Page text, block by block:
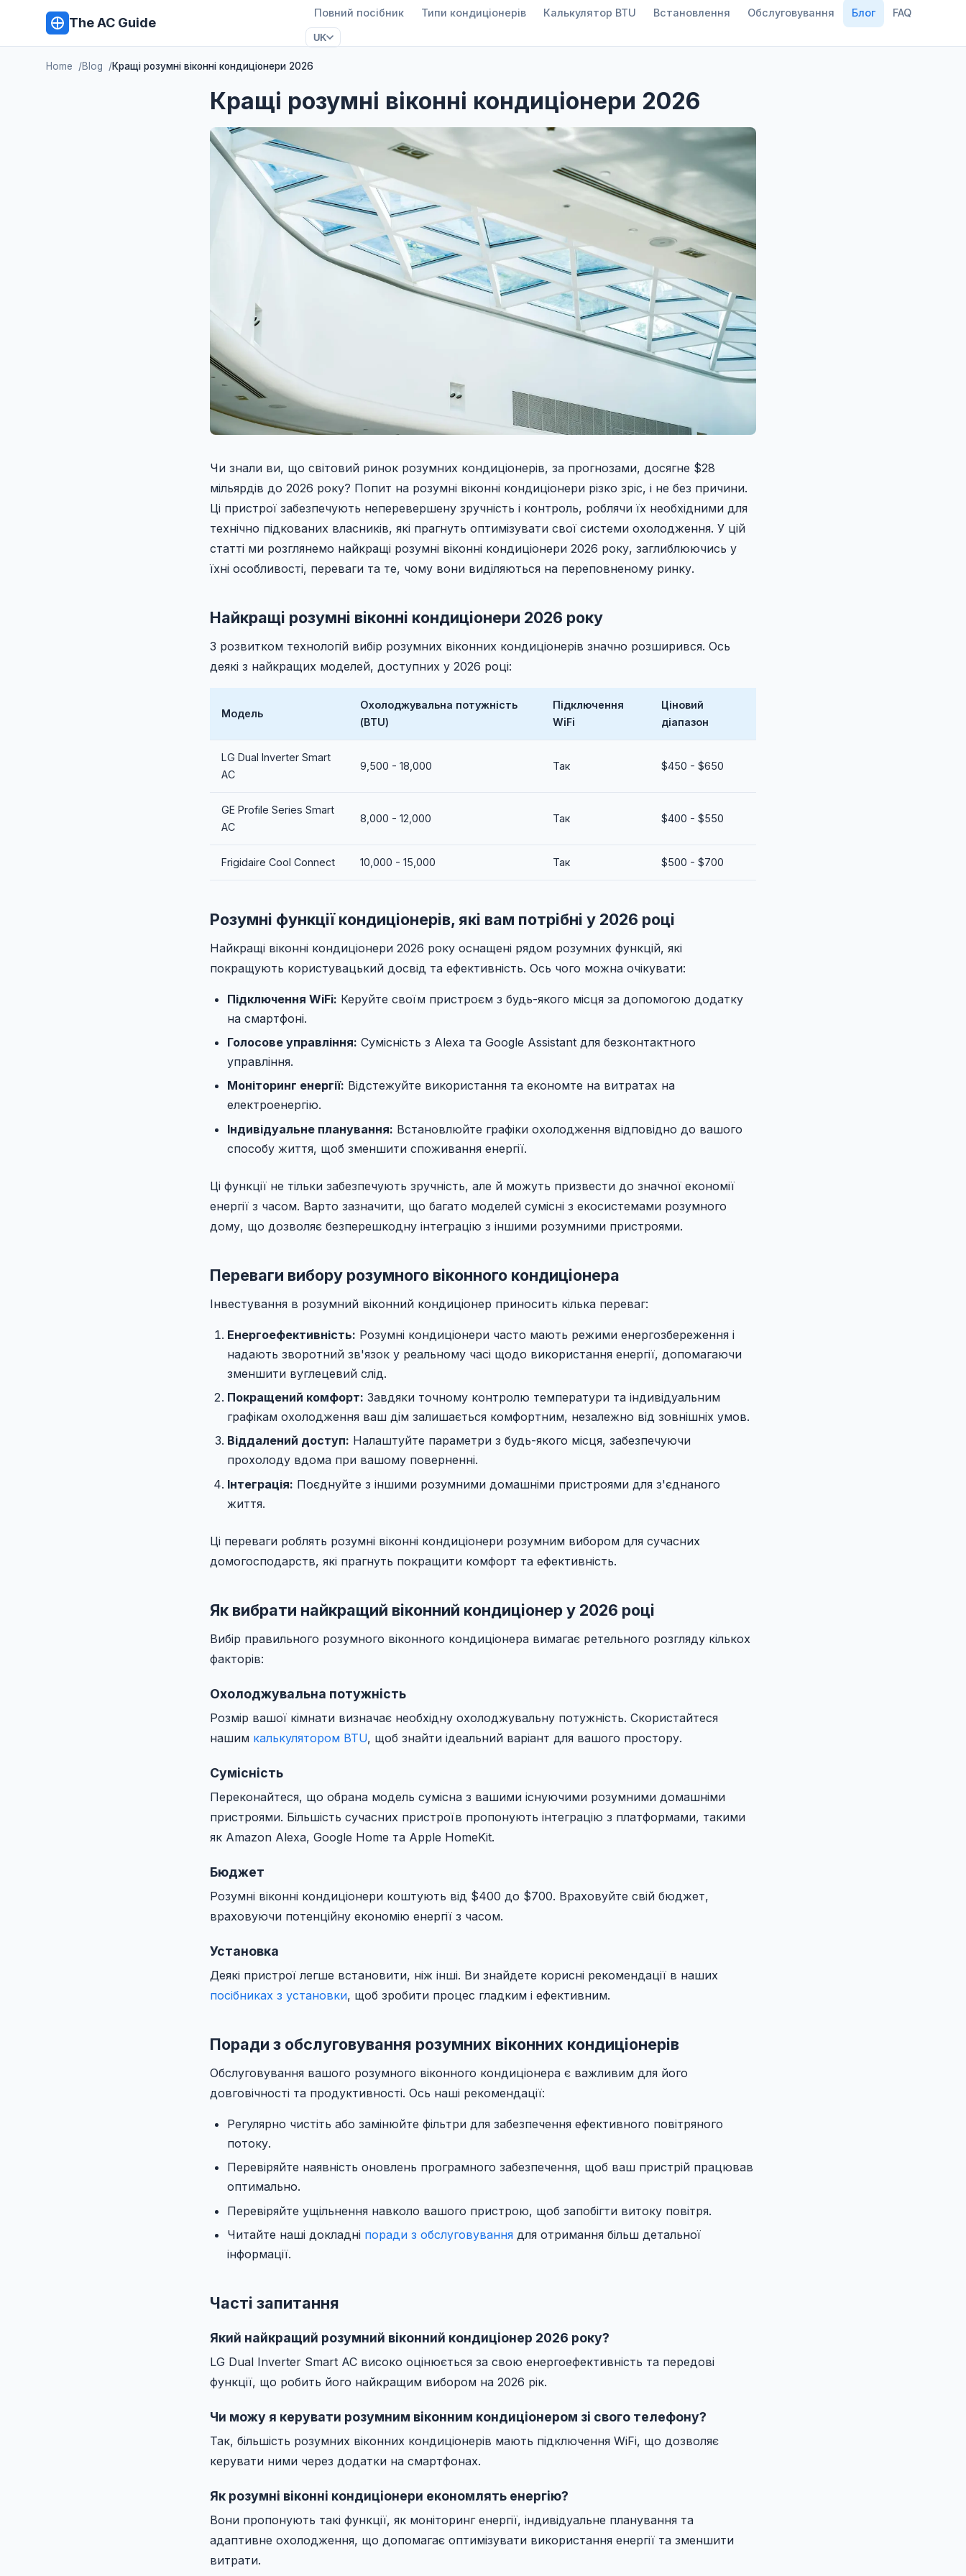
The AC Guide
Повний посібник Типи кондиціонерів Калькулятор BTU Встановлення Обслуговування Блог FAQ
UK
Home Blog Кращі розумні віконні кондиціонери 2026
Кращі розумні віконні кондиціонери 2026
Чи знали ви, що світовий ринок розумних кондиціонерів, за прогнозами, досягне $28
мільярдів до 2026 року? Попит на розумні віконні кондиціонери різко зріс, і не без причини.
Ці пристрої забезпечують неперевершену зручність і контроль, роблячи їх необхідними для
технічно підкованих власників, які прагнуть оптимізувати свої системи охолодження. У цій
статті ми розглянемо найкращі розумні віконні кондиціонери 2026 року, заглиблюючись у
їхні особливості, переваги та те, чому вони виділяються на переповненому ринку.
Найкращі розумні віконні кондиціонери 2026 року
З розвитком технологій вибір розумних віконних кондиціонерів значно розширився. Ось
деякі з найкращих моделей, доступних у 2026 році:
Модель
Охолоджувальна потужність
(BTU)
Підключення
WiFi
Ціновий
діапазон
LG Dual Inverter Smart
AC
9,500 - 18,000 Так $450 - $650
GE Profile Series Smart
AC
8,000 - 12,000 Так $400 - $550
Frigidaire Cool Connect 10,000 - 15,000 Так $500 - $700
Розумні функції кондиціонерів, які вам потрібні у 2026 році
Найкращі віконні кондиціонери 2026 року оснащені рядом розумних функцій, які
покращують користувацький досвід та ефективність. Ось чого можна очікувати:
Підключення WiFi: Керуйте своїм пристроєм з будь-якого місця за допомогою додатку
на смартфоні.
Голосове управління: Сумісність з Alexa та Google Assistant для безконтактного
управління.
Моніторинг енергії: Відстежуйте використання та економте на витратах на
електроенергію.
Індивідуальне планування: Встановлюйте графіки охолодження відповідно до вашого
способу життя, щоб зменшити споживання енергії.
Ці функції не тільки забезпечують зручність, але й можуть призвести до значної економії
енергії з часом. Варто зазначити, що багато моделей сумісні з екосистемами розумного
дому, що дозволяє безперешкодну інтеграцію з іншими розумними пристроями.
Переваги вибору розумного віконного кондиціонера
Інвестування в розумний віконний кондиціонер приносить кілька переваг:
Енергоефективність: Розумні кондиціонери часто мають режими енергозбереження і
надають зворотний зв'язок у реальному часі щодо використання енергії, допомагаючи
зменшити вуглецевий слід.
Покращений комфорт: Завдяки точному контролю температури та індивідуальним
графікам охолодження ваш дім залишається комфортним, незалежно від зовнішніх умов.
Віддалений доступ: Налаштуйте параметри з будь-якого місця, забезпечуючи
прохолоду вдома при вашому поверненні.
Інтеграція: Поєднуйте з іншими розумними домашніми пристроями для з'єднаного
життя.
Ці переваги роблять розумні віконні кондиціонери розумним вибором для сучасних
домогосподарств, які прагнуть покращити комфорт та ефективність.
Як вибрати найкращий віконний кондиціонер у 2026 році
Вибір правильного розумного віконного кондиціонера вимагає ретельного розгляду кількох
факторів:
Охолоджувальна потужність
Розмір вашої кімнати визначає необхідну охолоджувальну потужність. Скористайтеся
нашим калькулятором BTU, щоб знайти ідеальний варіант для вашого простору.
Сумісність
Переконайтеся, що обрана модель сумісна з вашими існуючими розумними домашніми
пристроями. Більшість сучасних пристроїв пропонують інтеграцію з платформами, такими
як Amazon Alexa, Google Home та Apple HomeKit.
Бюджет
Розумні віконні кондиціонери коштують від $400 до $700. Враховуйте свій бюджет,
враховуючи потенційну економію енергії з часом.
Установка
Деякі пристрої легше встановити, ніж інші. Ви знайдете корисні рекомендації в наших
посібниках з установки, щоб зробити процес гладким і ефективним.
Поради з обслуговування розумних віконних кондиціонерів
Обслуговування вашого розумного віконного кондиціонера є важливим для його
довговічності та продуктивності. Ось наші рекомендації:
Регулярно чистіть або замінюйте фільтри для забезпечення ефективного повітряного
потоку.
Перевіряйте наявність оновлень програмного забезпечення, щоб ваш пристрій працював
оптимально.
Перевіряйте ущільнення навколо вашого пристрою, щоб запобігти витоку повітря.
Читайте наші докладні поради з обслуговування для отримання більш детальної
інформації.
Часті запитання
Який найкращий розумний віконний кондиціонер 2026 року?
LG Dual Inverter Smart AC високо оцінюється за свою енергоефективність та передові
функції, що робить його найкращим вибором на 2026 рік.
Чи можу я керувати розумним віконним кондиціонером зі свого телефону?
Так, більшість розумних віконних кондиціонерів мають підключення WiFi, що дозволяє
керувати ними через додатки на смартфонах.
Як розумні віконні кондиціонери економлять енергію?
Вони пропонують такі функції, як моніторинг енергії, індивідуальне планування та
адаптивне охолодження, що допомагає оптимізувати використання енергії та зменшити
витрати.